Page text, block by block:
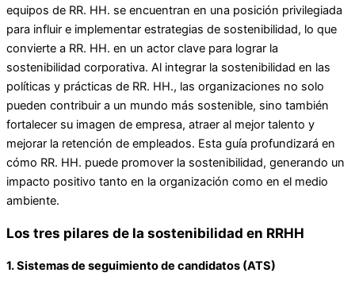
equipos de RR. HH. se encuentran en una posición privilegiada
para influir e implementar estrategias de sostenibilidad, lo que
convierte a RR. HH. en un actor clave para lograr la
sostenibilidad corporativa. Al integrar la sostenibilidad en las
políticas y prácticas de RR. HH., las organizaciones no solo
pueden contribuir a un mundo más sostenible, sino también
fortalecer su imagen de empresa, atraer al mejor talento y
mejorar la retención de empleados. Esta guía profundizará en
cómo RR. HH. puede promover la sostenibilidad, generando un
impacto positivo tanto en la organización como en el medio
ambiente.
Los tres pilares de la sostenibilidad en RRHH
1. Sistemas de seguimiento de candidatos (ATS)